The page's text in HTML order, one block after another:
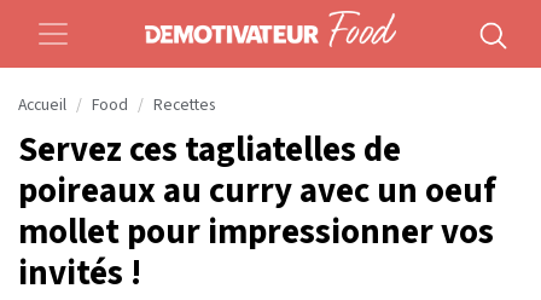
Accueil Food Recettes
Servez ces tagliatelles de
poireaux au curry avec un oeuf
mollet pour impressionner vos
invités !